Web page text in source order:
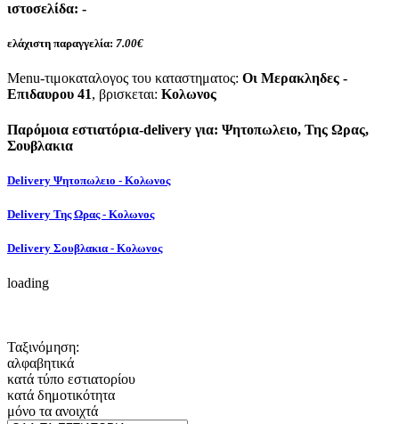
ιστοσελίδα: -
ελάχιστη παραγγελία: 7.00€
Menu-τιμοκαταλογος του καταστηματος: Οι Μερακληδες -
Επιδαυρου 41, βρισκεται: Κολωνος
Παρόμοια εστιατόρια-delivery για: Ψητοπωλειο, Της Ωρας,
Σουβλακια
Delivery Ψητοπωλειο - Κολωνος
Delivery Της Ωρας - Κολωνος
Delivery Σουβλακια - Κολωνος
loading
Ταξινόμηση:
αλφαβητικά
κατά τύπο εστιατορίου
κατά δημοτικότητα
μόνο τα ανοιχτά